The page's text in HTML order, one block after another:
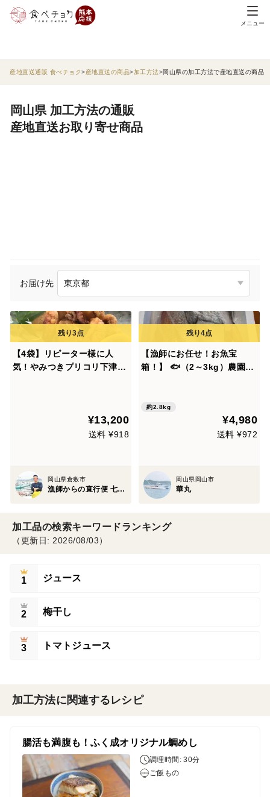
メニュー
産地直送通販 食べチョク 産地直送の商品 加工方法 岡山県の加工方法で産地直送の商品
岡山県 加工方法の通販
産地直送お取り寄せ商品
お届け先
【4袋】リピーター様に人
気！やみつきプリコリ下津井
¥13,200
送料 ¥918
岡山県倉敷市
漁師からの直行便 七福丸
【漁師にお任せ！お魚宝
箱！】 🐟️（2～3kg）農園紹
下さい。
約2.8kg
¥4,980
送料 ¥972
岡山県岡山市
華丸
加工品の検索キーワードランキング
（更新日: 2026/08/03）
1 ジュース
2 梅干し
3 トマトジュース
加工方法に関連するレシピ
腸活も満腹も！ふく成オリジナル鯛めし
調理時間: 30分
ご飯もの